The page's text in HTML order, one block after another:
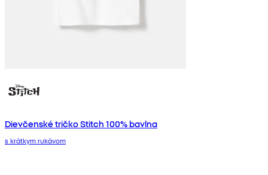
Dievčenské tričko Stitch 100% bavlna
s krátkym rukávom